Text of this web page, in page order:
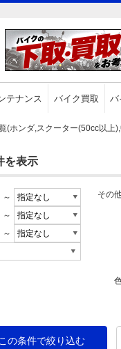
テナンス バイク買取 バ
(ホンダ,スクーター(50cc以上
を表示
～
～
～
その